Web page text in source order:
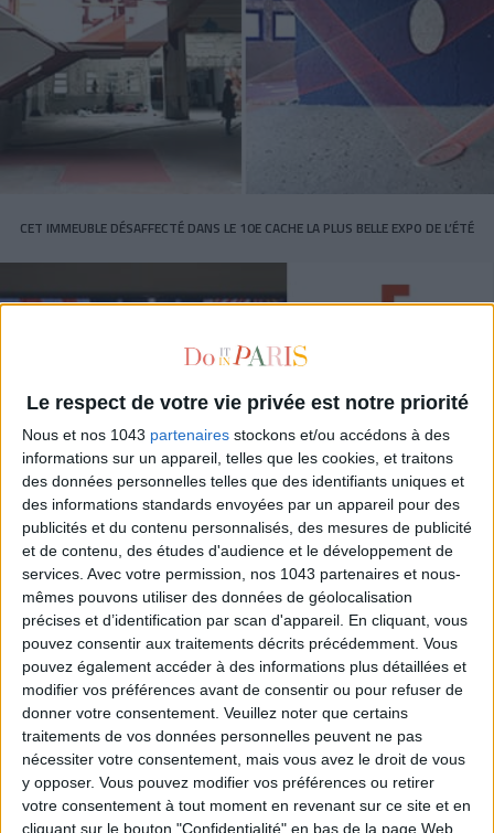
Le respect de votre vie privée est notre priorité
Nous et nos 1043 partenaires stockons et/ou accédons à des
informations sur un appareil, telles que les cookies, et traitons
des données personnelles telles que des identifiants uniques et
des informations standards envoyées par un appareil pour des
publicités et du contenu personnalisés, des mesures de publicité
et de contenu, des études d'audience et le développement de
services. Avec votre permission, nos 1043 partenaires et nous-
mêmes pouvons utiliser des données de géolocalisation
précises et d’identification par scan d'appareil. En cliquant, vous
pouvez consentir aux traitements décrits précédemment. Vous
pouvez également accéder à des informations plus détaillées et
modifier vos préférences avant de consentir ou pour refuser de
donner votre consentement. Veuillez noter que certains
traitements de vos données personnelles peuvent ne pas
nécessiter votre consentement, mais vous avez le droit de vous
y opposer. Vous pouvez modifier vos préférences ou retirer
votre consentement à tout moment en revenant sur ce site et en
cliquant sur le bouton "Confidentialité" en bas de la page Web.
CET IMMEUBLE DÉSAFFECTÉ DANS LE 10E CACHE LA PLUS BELLE EXPO DE L’ÉTÉ
FAKE NEWS : L'EXPO QUI DÉCRYPTE UN VRAI PHÉNOMÈNE DE SOCIÉTÉ À LA
FONDATION EDF